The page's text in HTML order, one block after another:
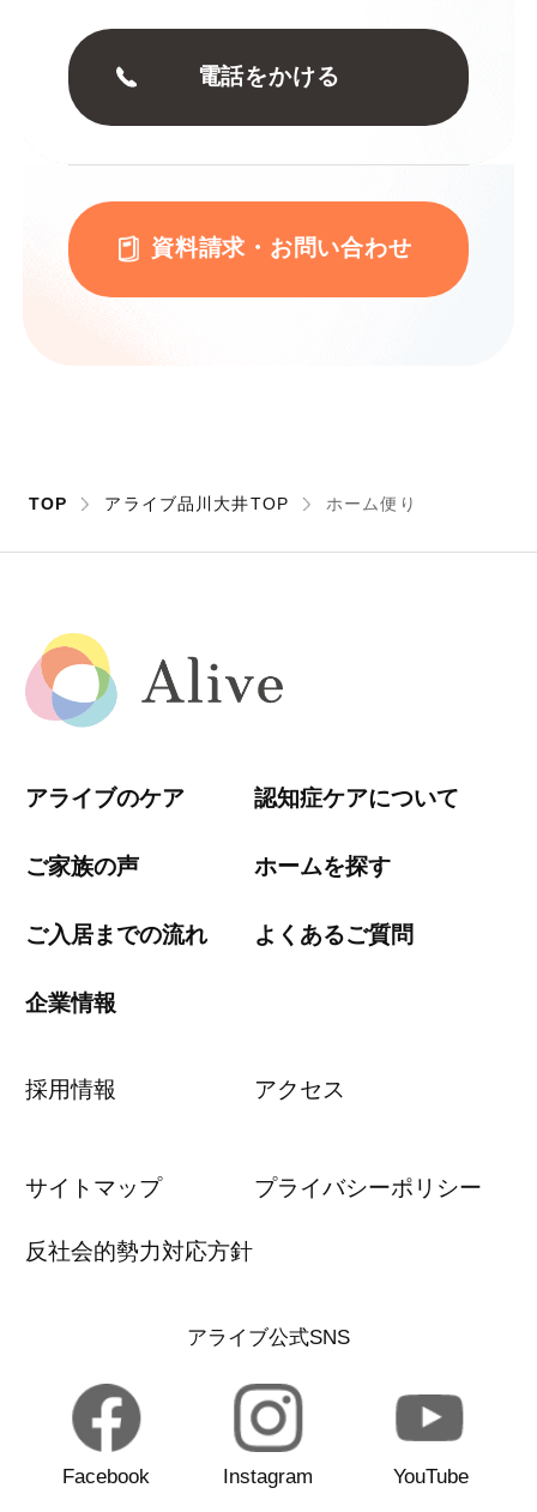
電話をかける
資料請求・お問い合わせ
TOP アライブ品川大井TOP ホーム便り
アライブのケア 認知症ケアについて
ご家族の声 ホームを探す
ご入居までの流れ よくあるご質問
企業情報
採用情報 アクセス
サイトマップ プライバシーポリシー
反社会的勢力対応方針
アライブ公式SNS
Facebook Instagram YouTube